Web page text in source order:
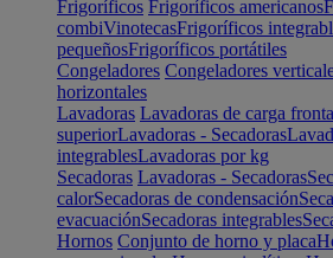
Frigoríficos Frigoríficos americanos
combiVinotecasFrigoríficos
pequeñosFrigoríficos portátiles
Congeladores Congeladores
horizontales
Lavadoras Lavadoras de carga
superiorLavadoras - Secadoras
integrablesLavadoras por kg
Secadoras Lavadoras - Secadoras
calorSecadoras de condensación
evacuaciónSecadoras integrables
Hornos Conjunto de horno y placa